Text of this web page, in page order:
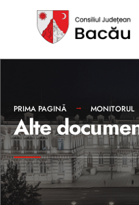
PRIMA PAGINĂ MONITORUL
Alte